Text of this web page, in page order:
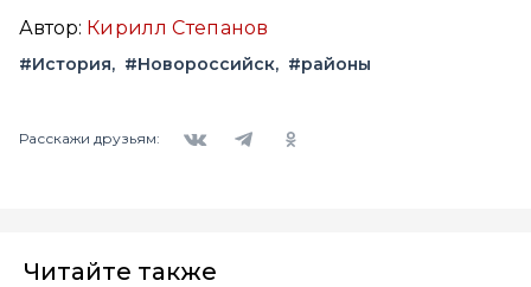
Автор: Кирилл Степанов
#История #Новороссийск #районы
Расскажи друзьям:
Читайте также